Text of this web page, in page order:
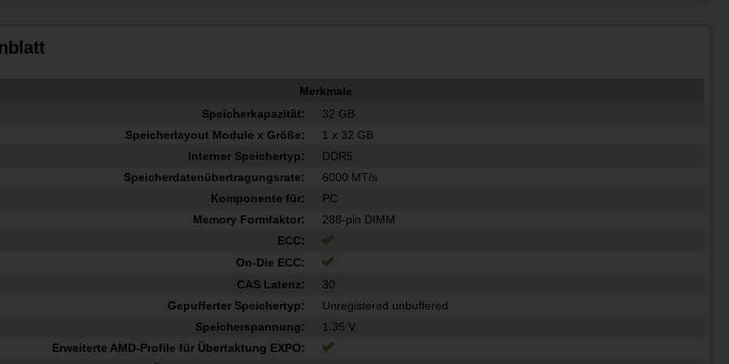
Merkmale
Speicherkapazität:
32 GB
Speicherlayout Module x Größe:
1 x 32 GB
Interner Speichertyp:
DDR5
Speicherdatenübertragungsrate:
6000 MT/s
Komponente für:
PC
Memory Formfaktor:
288-pin DIMM
ECC:
On-Die ECC:
CAS Latenz:
30
Gepufferter Speichertyp:
Unregistered unbuffered
Speicherspannung:
1.35 V
Erweiterte AMD-Profile für Übertaktung EXPO: